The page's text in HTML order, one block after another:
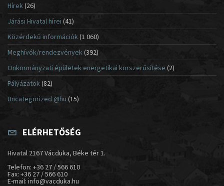
Hírek(26)
Járási Hivatal hírei (41)
Közérdekű információk(1 060)
Meghívók/rendezvények (392)
Önkormányzati épületek energetikai korszerűsítése (2)
Pályázatok (82)
Uncategorized @hu (15)
ELÉRHETŐSÉG
Hivatal 2167 Vácduka, Béke tér 1.
Telefon: +36 27 / 566 610
Fax: +36 27 / 566 610
E-mail: info@vacduka.hu